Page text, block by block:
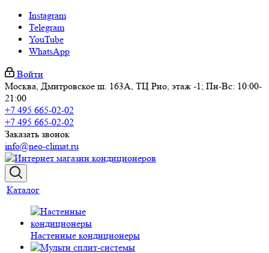
Instagram
Telegram
YouTube
WhatsApp
Войти
Москва, Дмитровское ш. 163А, ТЦ Рио, этаж -1; Пн-Вс: 10:00-
21:00
+7 495 665-02-02
+7 495 665-02-02
Заказать звонок
info@neo-climat.ru
Каталог
Настенные кондиционеры